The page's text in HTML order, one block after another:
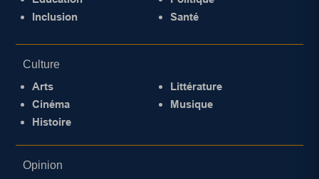
Inclusion
Santé
Culture
Arts
Cinéma
Histoire
Littérature
Musique
Opinion